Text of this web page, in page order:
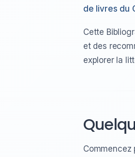
de livres du
Cette
et des
explorer la
Commencez